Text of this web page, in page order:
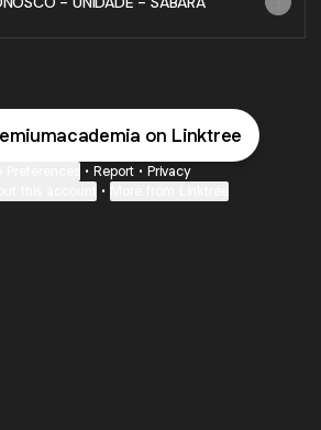
on Linktree
• Report • Privacy
•